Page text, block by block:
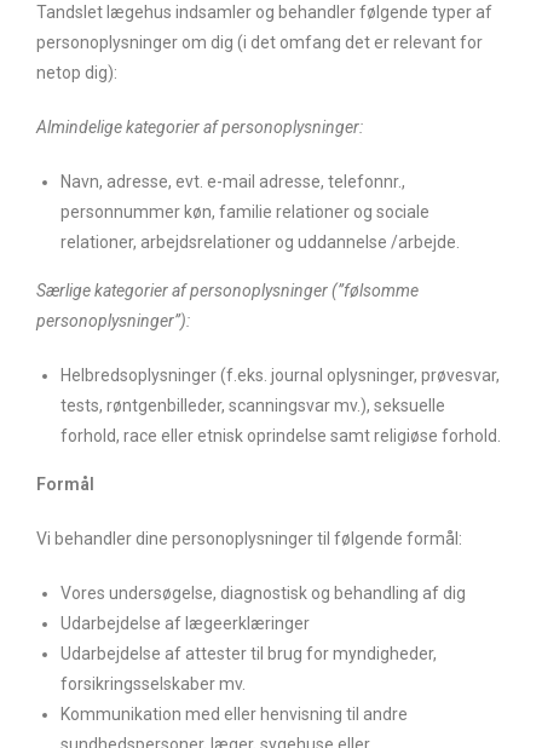
Tandslet lægehus indsamler og behandler følgende typer af
personoplysninger om dig (i det omfang det er relevant for
netop dig):
Almindelige kategorier af personoplysninger:
Navn, adresse, evt. e-mail adresse, telefonnr.,
personnummer køn, familie relationer og sociale
relationer, arbejdsrelationer og uddannelse /arbejde.
Særlige kategorier af personoplysninger (”følsomme
personoplysninger”):
Helbredsoplysninger (f.eks. journal oplysninger, prøvesvar,
tests, røntgenbilleder, scanningsvar mv.), seksuelle
forhold, race eller etnisk oprindelse samt religiøse forhold.
Formål
Vi behandler dine personoplysninger til følgende formål:
Vores undersøgelse, diagnostisk og behandling af dig
Udarbejdelse af lægeerklæringer
Udarbejdelse af attester til brug for myndigheder,
forsikringsselskaber mv.
Kommunikation med eller henvisning til andre